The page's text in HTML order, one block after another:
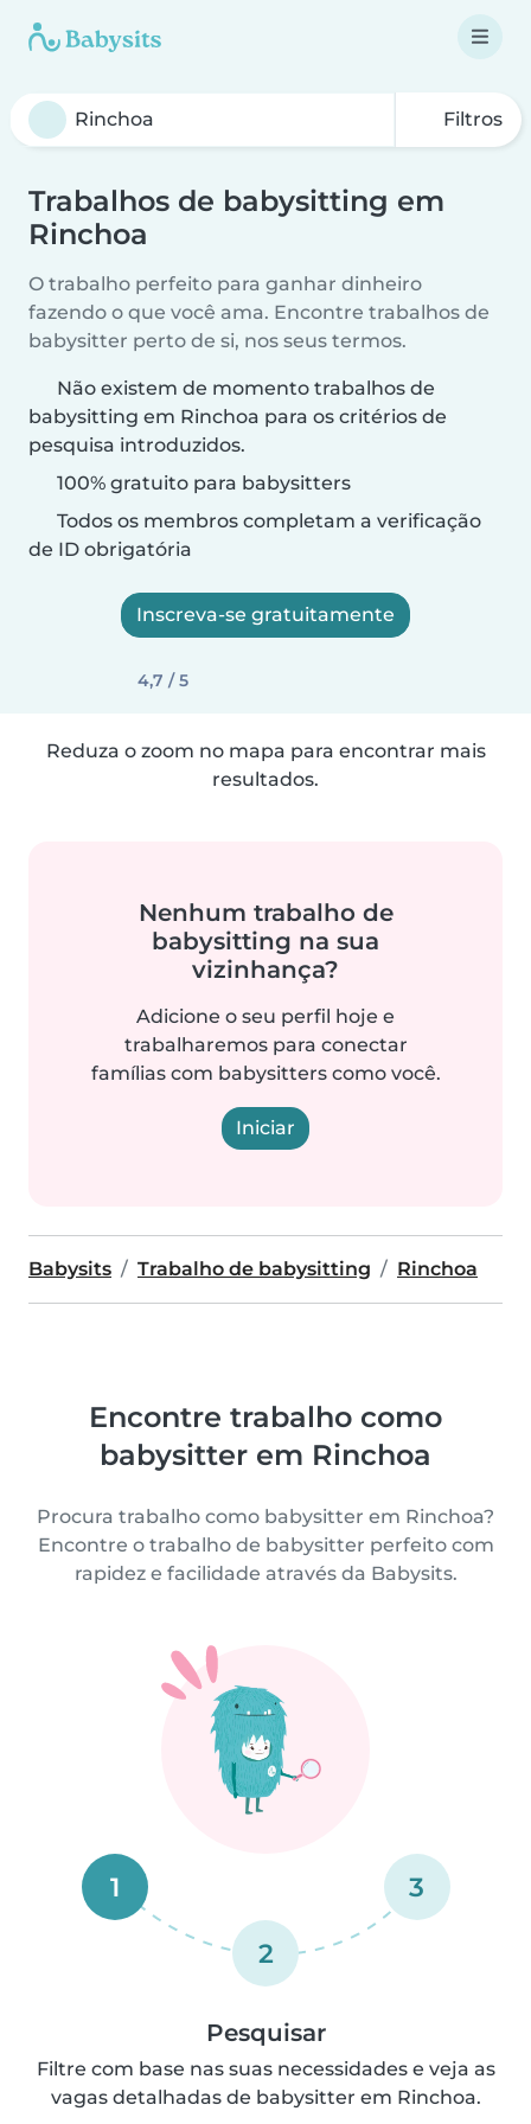
Filtros
Trabalhos de babysitting em
Rinchoa
O trabalho perfeito para ganhar dinheiro
fazendo o que você ama. Encontre trabalhos de
babysitter perto de si, nos seus termos.
Não existem de momento trabalhos de
babysitting em Rinchoa para os critérios de
pesquisa introduzidos.
100% gratuito para babysitters
Todos os membros completam a verificação
de ID obrigatória
Inscreva-se gratuitamente
4,7 / 5
Reduza o zoom no mapa para encontrar mais
resultados.
Nenhum trabalho de
babysitting na sua
vizinhança?
Adicione o seu perfil hoje e
trabalharemos para conectar
famílias com babysitters como você.
Iniciar
Babysits Trabalho de babysitting Rinchoa
Encontre trabalho como
babysitter em Rinchoa
Procura trabalho como babysitter em Rinchoa?
Encontre o trabalho de babysitter perfeito com
rapidez e facilidade através da Babysits.
1
2
3
Pesquisar
Filtre com base nas suas necessidades e veja as
vagas detalhadas de babysitter em Rinchoa.